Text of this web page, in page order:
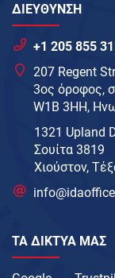
ΔΙΕΥΘΥΝΣΗ
+1 205 855
207 Regent
3ος όροφος,
W1B 3HH,
1321 Upland
Σουίτα 3819
Χιούστον,
ΤΑ ΔΊΚΤΥΑ ΜΑΣ